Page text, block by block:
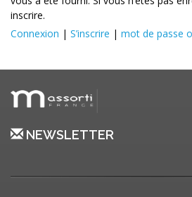
inscrire.
Connexion | S’inscrire | mot de passe
NEWSLETTER